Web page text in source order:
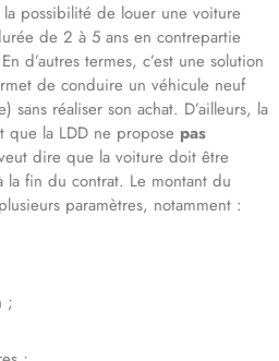
possibilité de louer une voiture
de 2 à 5 ans en contrepartie
d’autres termes, c’est une solution
de conduire un véhicule neuf
réaliser son achat. D’ailleurs, la
que la LDD ne propose pas
dire que la voiture doit être
la fin du contrat. Le montant du
paramètres, notamment :
;